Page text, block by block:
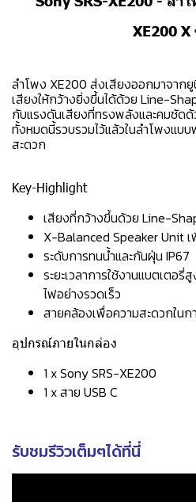
XE200 X
ลำโพง XE200 ส่งเสียงออกมาจาก
เสียงให้กว้างยิ่งขึ้นได้ด้วย Line-
กับแรงดันเสียงที่ทรงพลังและคมชัด
ทั้งหมดนี้รวบรวมไว้แล้วในลำโพงแ
สะดวก
Key-Highlight
เสียงที่กว้างขึ้นด้วย Line-
X-Balanced Speaker Unit
ระดับการทนน้ำและกันฝุ่น IP67
ระยะเวลาการใช้งานแบตเตอรี่
ไฟอย่างรวดเร็ว
สายคล้องเพื่อความสะดวกใน
อุปกรณ์ภายในกล่อง
1 x Sony SRS-XE200
1 x สาย USB C
รับชมรีวิวเต็มๆได้ที่นี่